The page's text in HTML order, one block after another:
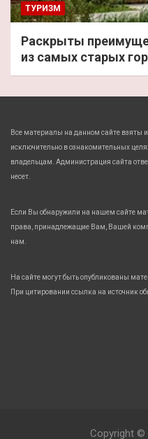
ТУРИЗМ
Раскрыты
из самых старых
Все материалы на данном сайте взяты
исключительно в ознакомительных
владельцам. Администрация сайта
несет.
Если Вы обнаружили на нашем сайте
права, принадлежащие Вам, Вашей
нам.
На сайте могут быть опубликованы
При цитировании ссылка на источник
Copyright ©